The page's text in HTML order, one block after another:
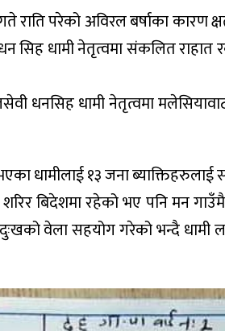
राति परेको अविरल बर्षाका कारण
धामी नेतृत्वमा संकलित राहात
धनसिह धामी नेतृत्वमा
धामीलाई १३ जना ब्याक्तिहरुलाई
बिदेशमा रहेको भए पनि मन गाउँमै
वेला सहयोग गरेको भन्दै धामी